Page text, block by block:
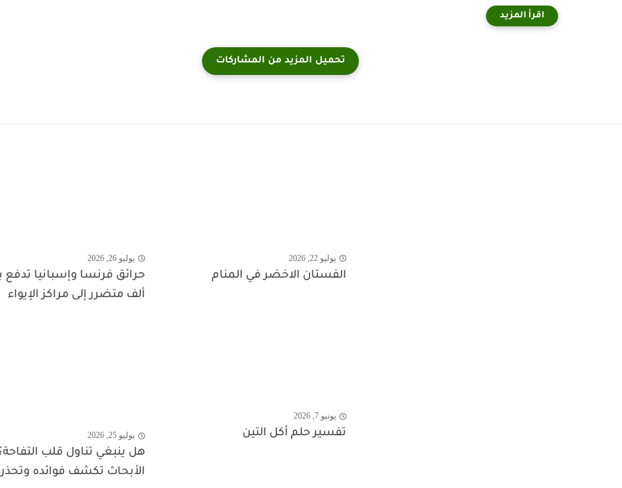
يوليو 22, 2026
الفستان الاخضر في المنام
يونيو 7, 2026
تفسير حلم أكل التين
يوليو 26, 2026
ألف متضرر إلى مراكز الإيواء
يوليو 25, 2026
هل ينبغي تناول قلب
الأبحاث تكشف فوائده